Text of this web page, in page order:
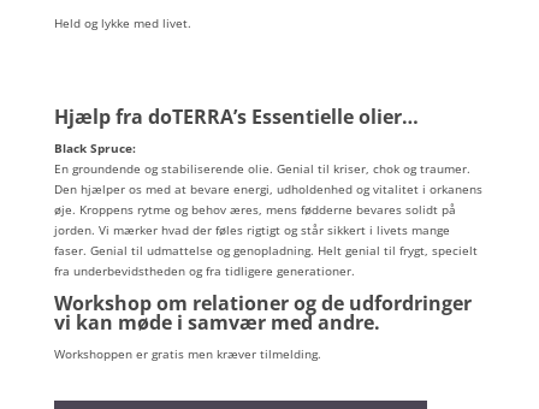
Held og lykke med livet.
Hjælp fra doTERRA’s Essentielle olier…
Black Spruce:
En groundende og stabiliserende olie. Genial til kriser, chok og traumer.
Den hjælper os med at bevare energi, udholdenhed og vitalitet i orkanens
øje. Kroppens rytme og behov æres, mens fødderne bevares solidt på
jorden. Vi mærker hvad der føles rigtigt og står sikkert i livets mange
faser. Genial til udmattelse og genopladning. Helt genial til frygt, specielt
fra underbevidstheden og fra tidligere generationer.
Workshop om relationer og de udfordringer
vi kan møde i samvær med andre.
Workshoppen er gratis men kræver tilmelding.